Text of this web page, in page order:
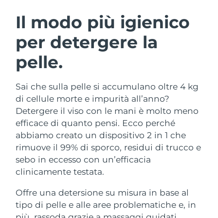
Il modo più igienico
per detergere la
pelle.
Sai che sulla pelle si accumulano oltre 4 kg
di cellule morte e impurità all’anno?
Detergere il viso con le mani è molto meno
efficace di quanto pensi. Ecco perché
abbiamo creato un dispositivo 2 in 1 che
rimuove il 99% di sporco, residui di trucco e
sebo in eccesso con un’efficacia
clinicamente testata.
Offre una detersione su misura in base al
tipo di pelle e alle aree problematiche e, in
Detersione viso
Anti-aging massage
LUNA™ 4 Plus
Massage, LED heating
LUNA™ 4 Men
Microcurrent toning
BEAR™ 2 go
Microcurrent toning on-the-go
BEAR™ 2 eyes & lips
Idratazione
UFO™ 3 pacchetto
Deep facial hydration
Near-infrared and red light therapy
device
Igiene orale
issa™ 4
Hybrid silicone sonic toothbrush
Smart hybrid silicone sonic toothbrush
TRATTAMENTI ANTI-AGE FAQ™
Anti-age Trattamenti LED
Austria Consegna stimata
Bahrein Consegna stimata
Belgio
Bermuda Consegna stimata 8/16/26
Bosnia ed
Erzegovina
Consegna stimata8/13/26
Brunei Consegna stimata 8/15/26
Bulgaria Consegna stimata
Cile Consegna stimata 8/14/26